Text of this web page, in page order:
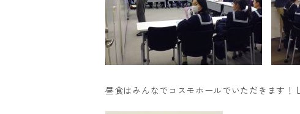
昼食はみんなでコスモホールでいただきます！